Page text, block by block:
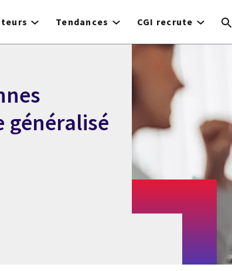
Tendances CGI recrute
généralisé